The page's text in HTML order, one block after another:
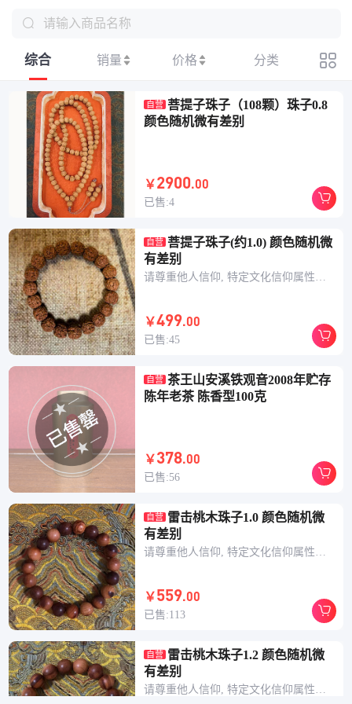
请输入商品名称
综合 销量 价格 分类
自营 菩提子珠子（108颗）珠子0.8
颜色随机微有差别
￥2900.00
已售:4
自营 菩提子珠子(约1.0) 颜色随机微
有差别
请尊重他人信仰, 特定文化信仰属性的民俗物品，无任何科学或医疗功效承诺，不懂、不信者请不要购买。 感恩您的支持！
￥499.00
已售:45
自营 茶王山安溪铁观音2008年贮存
陈年老茶 陈香型100克
￥378.00
已售:56
自营 雷击桃木珠子1.0 颜色随机微
有差别
请尊重他人信仰, 特定文化信仰属性的民俗物品，无任何科学或医疗功效承诺，不懂、不信者请不要购买。 感恩您的支持！
￥559.00
已售:113
自营 雷击桃木珠子1.2 颜色随机微
有差别
请尊重他人信仰, 特定文化信仰属性的民俗物品，无任何科学或医疗功效承诺，不懂、不信者请不要购买。 感恩您的支持！